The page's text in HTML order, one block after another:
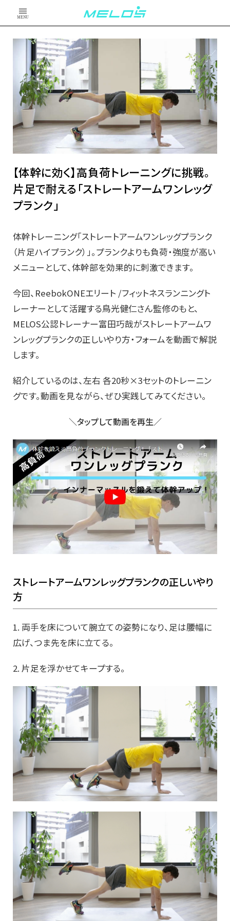
MENU
【体幹に効く】高負荷トレーニングに挑戦。
片足で耐える「ストレートアームワンレッグ
プランク」
体幹トレーニング「ストレートアームワンレッグプランク
（片足ハイプランク）」。プランクよりも負荷・強度が高い
メニューとして、体幹部を効果的に刺激できます。
今回、ReebokONEエリート /フィットネスランニングト
レーナーとして活躍する鳥光健仁さん監修のもと、
MELOS公認トレーナー富田巧哉がストレートアームワ
ンレッグプランクの正しいやり方・フォームを動画で解説
します。
紹介しているのは、左右 各20秒×3セットのトレーニン
グです。動画を見ながら、ぜひ実践してみてください。
＼タップして動画を再生／
ストレートアームワンレッグプランクの正しいやり
方
1. 両手を床について腕立ての姿勢になり、足は腰幅に
広げ、つま先を床に立てる。
2. 片足を浮かせてキープする。